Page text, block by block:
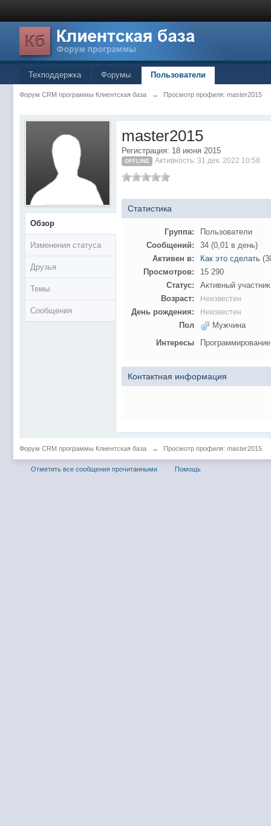
Техподдержка Форумы Пользователи
Форум CRM программы Клиентская база → Просмотр профиля: master2015
Обзор
Изменения статуса
Друзья
Темы
Сообщения
master2015
Регистрация: 18 июня 2015
OFFLINE Активность: 31 дек. 2022 10:58
Статистика
Группа:
Пользователи
Сообщений:
34 (0,01 в день)
Активен в:
Как это сделать
Просмотров:
15 290
Статус:
Активный участник
Возраст:
Неизвестен
День рождения: Неизвестен
Пол
Мужчина
Интересы
Программирование
Контактная информация
Форум CRM программы Клиентская база → Просмотр профиля: master2015
Отметить все сообщения прочитанными Помощь